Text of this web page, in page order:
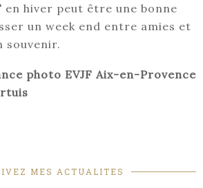
en hiver peut être une bonne
un week end entre amies et
souvenir.
photo EVJF Aix-en-Provence
MES ACTUALITES